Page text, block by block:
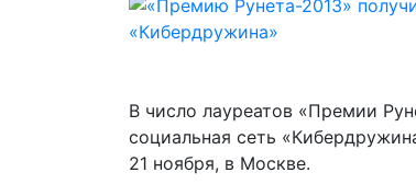
В число лауреатов «Премии
социальная сеть
21 ноября, в Москве.